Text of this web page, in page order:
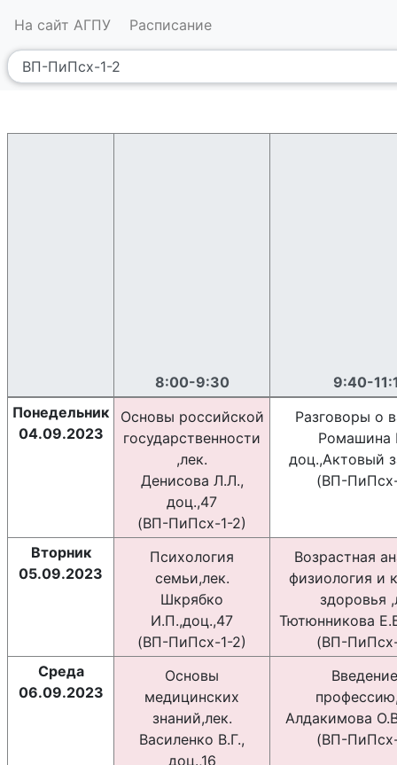
На сайт АГПУ Расписание
8:00-9:30
9:40-
Понедельник
04.09.2023
Основы российской
государственности
,лек.
Денисова Л.Л.,
доц.,47
(BП-ПиПсх-1-2)
Разговоры о
Ромашина
доц.,Актовый
(BП-
Вторник
05.09.2023
Психология
семьи,лек.
Шкрябко
И.П.,доц.,47
(BП-ПиПсх-1-2)
Возрастная
физиология и
здоровья
Тютюнникова
(BП-
Среда
06.09.2023
Основы
медицинских
знаний,лек.
Василенко В.Г.,
доц.,16
Алдакимова
(BП-